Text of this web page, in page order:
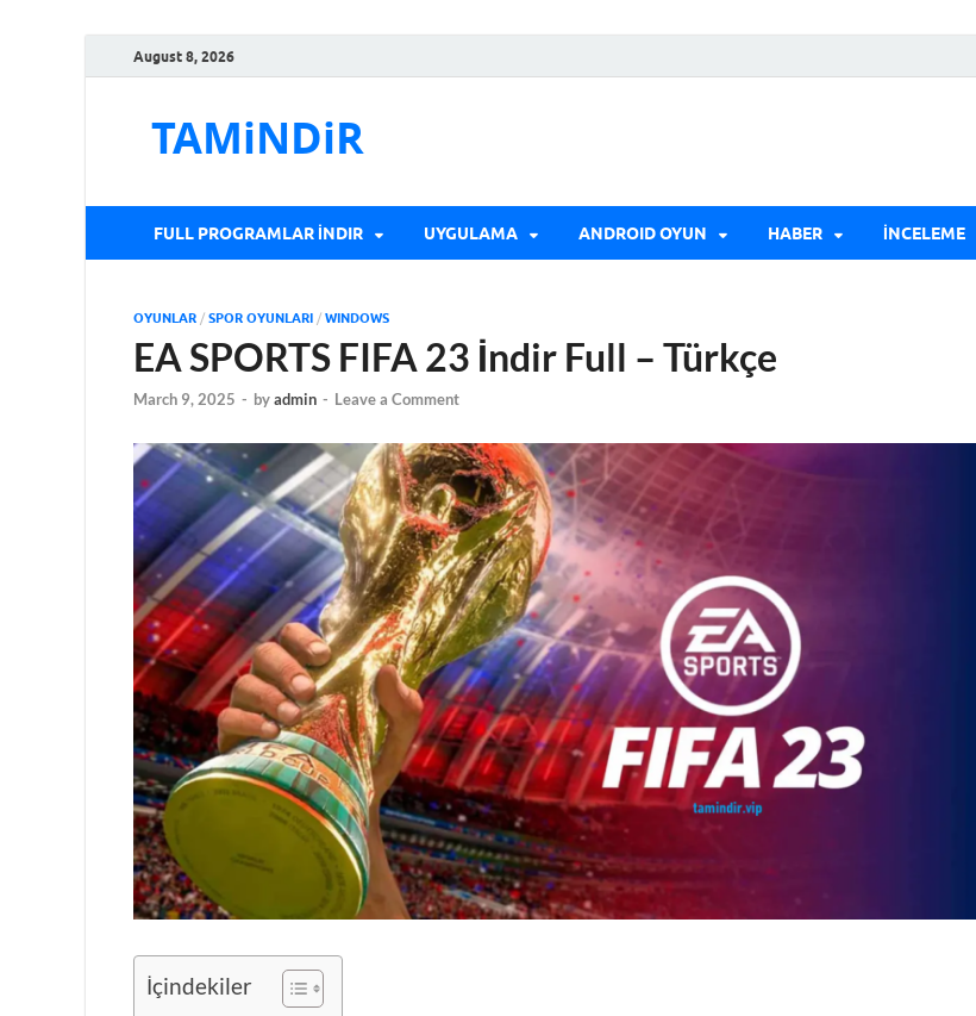
August 8, 2026
TAMiNDiR
FULL PROGRAMLAR İNDIR UYGULAMA ANDROID OYUN HABER İNCELEME
OYUNLAR / SPOR OYUNLARI / WINDOWS
EA SPORTS FIFA 23 İndir Full – Türkçe
March 9, 2025 - byadmin - Leave a Comment
İçindekiler